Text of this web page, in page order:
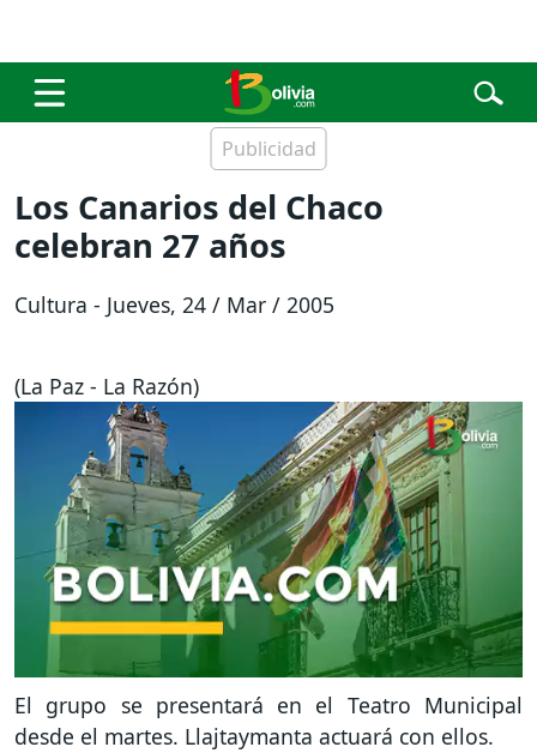
Los Canarios del Chaco
celebran 27 años
Cultura - Jueves, 24 / Mar / 2005
(La Paz - La Razón)
El grupo se presentará en el Teatro Municipal
desde el martes. Llajtaymanta actuará con ellos.